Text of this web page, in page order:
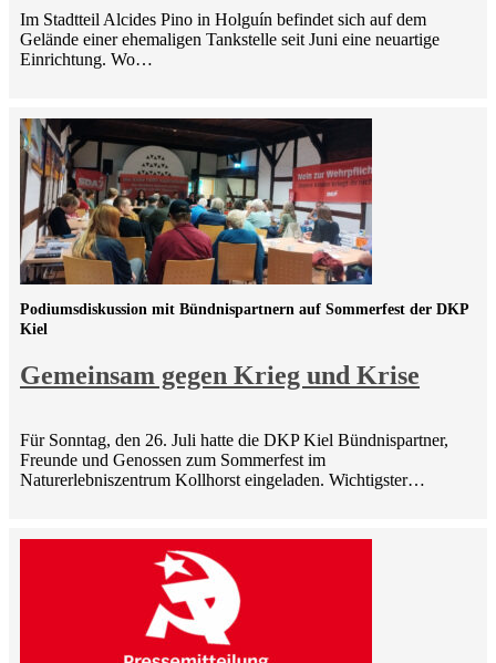
Im Stadtteil Alcides Pino in Holguín befindet sich auf dem
Gelände einer ehemaligen Tankstelle seit Juni eine neuartige
Einrichtung. Wo…
Gemeinsam gegen Krieg und Krise
Podiumsdiskussion mit Bündnispartnern auf Sommerfest der DKP
Kiel
Für Sonntag, den 26. Juli hatte die DKP Kiel Bündnispartner,
Freunde und Genossen zum Sommerfest im
Naturerlebniszentrum Kollhorst eingeladen. Wichtigster…